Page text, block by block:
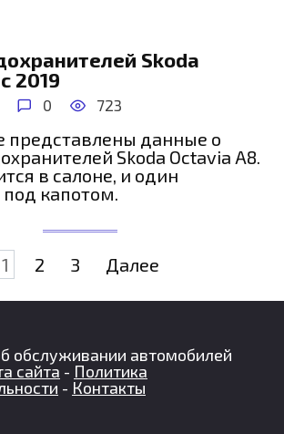
Skoda
2019
0 723
представлены данные о
Skoda Octavia A8.
в салоне, и один
капотом.
1 2 3 Далее
обслуживании автомобилей
сайта - Политика
- Контакты